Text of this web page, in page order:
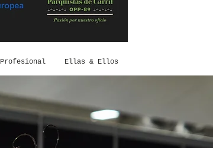
Profesional Ellas & Ellos